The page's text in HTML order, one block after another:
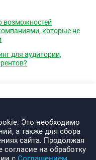
возможностей
которые не
для аудитории,
Это необходимо
а также для сбора
сайта. Продолжая
на обработку